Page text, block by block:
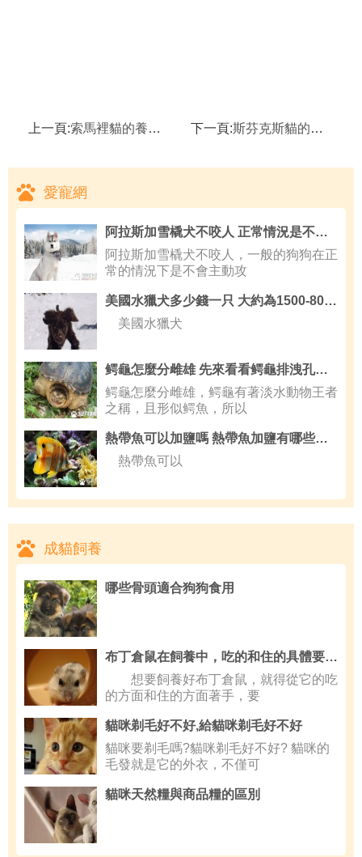
上一頁:索馬裡貓的養護知識 下一頁:斯芬克斯貓的喂食要求
愛寵網
阿拉斯加雪橇犬不咬人 正常情況是不會咬人
阿拉斯加雪橇犬不咬人，一般的狗狗在正
常的情況下是不會主動攻
美國水獵犬多少錢一只 大約為1500-8000元
美國水獵犬
鳄龜怎麼分雌雄 先來看看鳄龜排洩孔的位置
鳄龜怎麼分雌雄，鳄龜有著淡水動物王者
之稱，且形似鳄魚，所以
熱帶魚可以加鹽嗎 熱帶魚加鹽有哪些好處
熱帶魚可以
成貓飼養
哪些骨頭適合狗狗食用
布丁倉鼠在飼養中，吃的和住的具體要注意些什麼?
想要飼養好布丁倉鼠，就得從它的吃
的方面和住的方面著手，要
貓咪剃毛好不好,給貓咪剃毛好不好
貓咪要剃毛嗎?貓咪剃毛好不好? 貓咪的
毛發就是它的外衣，不僅可
貓咪天然糧與商品糧的區別